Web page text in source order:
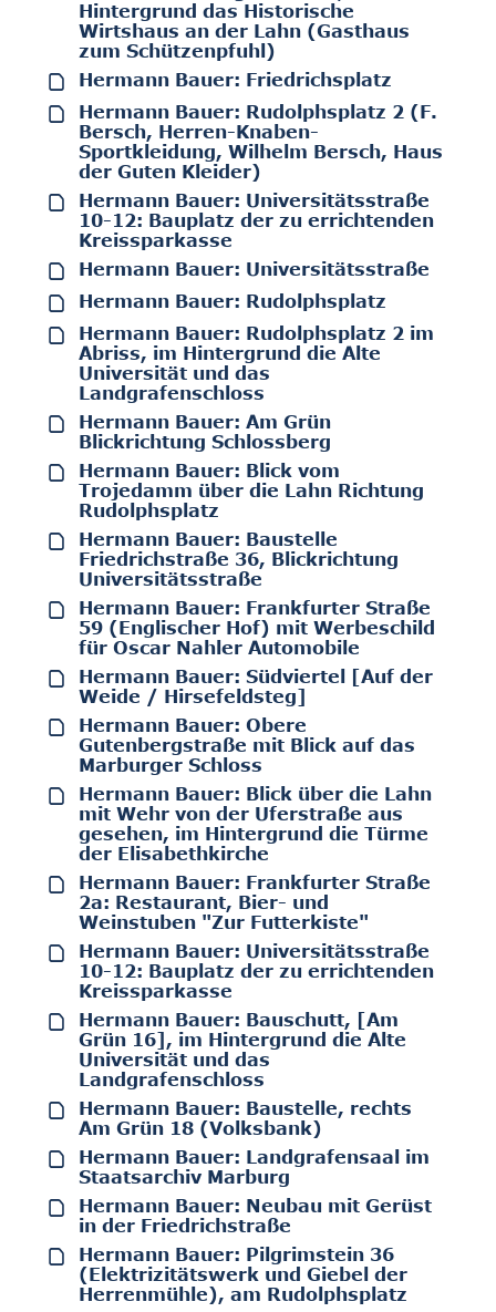
Hintergrund das Historische
Wirtshaus an der Lahn (Gasthaus
zum Schützenpfuhl)
Hermann Bauer: Friedrichsplatz
Hermann Bauer: Rudolphsplatz 2 (F.
Bersch, Herren-Knaben-
Sportkleidung, Wilhelm Bersch, Haus
der Guten Kleider)
Hermann Bauer: Universitätsstraße
10-12: Bauplatz der zu errichtenden
Kreissparkasse
Hermann Bauer: Universitätsstraße
Hermann Bauer: Rudolphsplatz
Hermann Bauer: Rudolphsplatz 2 im
Abriss, im Hintergrund die Alte
Universität und das
Landgrafenschloss
Hermann Bauer: Am Grün
Blickrichtung Schlossberg
Hermann Bauer: Blick vom
Trojedamm über die Lahn Richtung
Rudolphsplatz
Hermann Bauer: Baustelle
Friedrichstraße 36, Blickrichtung
Universitätsstraße
Hermann Bauer: Frankfurter Straße
59 (Englischer Hof) mit Werbeschild
für Oscar Nahler Automobile
Hermann Bauer: Südviertel [Auf der
Weide / Hirsefeldsteg]
Hermann Bauer: Obere
Gutenbergstraße mit Blick auf das
Marburger Schloss
Hermann Bauer: Blick über die Lahn
mit Wehr von der Uferstraße aus
gesehen, im Hintergrund die Türme
der Elisabethkirche
Hermann Bauer: Frankfurter Straße
2a: Restaurant, Bier- und
Weinstuben "Zur Futterkiste"
Hermann Bauer: Universitätsstraße
10-12: Bauplatz der zu errichtenden
Kreissparkasse
Hermann Bauer: Bauschutt, [Am
Grün 16], im Hintergrund die Alte
Universität und das
Landgrafenschloss
Hermann Bauer: Baustelle, rechts
Am Grün 18 (Volksbank)
Hermann Bauer: Landgrafensaal im
Staatsarchiv Marburg
Hermann Bauer: Neubau mit Gerüst
in der Friedrichstraße
Hermann Bauer: Pilgrimstein 36
(Elektrizitätswerk und Giebel der
Herrenmühle), am Rudolphsplatz